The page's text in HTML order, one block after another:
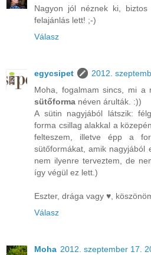
Nagyon jól néznek ki,
felajánlás lett! ;-)
Válasz
egycsipet
2012.
Moha, fogalmam sincs, mi a
sütőforma néven árulták. :))
A sütin nagyjából látszik:
forma csillag alakkal a
felteszem, illetve épp a
sütőformákat, amik nagyjából
nem ilyenre terveztem, de
így végül ez lett.)
Eszter, drága vagy ♥,
Válasz
Moha 2012. szeptember 17.